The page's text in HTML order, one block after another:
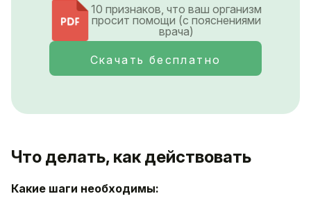
10 признаков, что ваш организм
просит помощи (с пояснениями
врача)
Скачать бесплатно
Что делать, как действовать
Какие шаги необходимы: